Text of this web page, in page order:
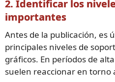
2. Identificar los
importantes
Antes de la publicación, es
principales niveles de
gráficos. En períodos de
suelen reaccionar en torno